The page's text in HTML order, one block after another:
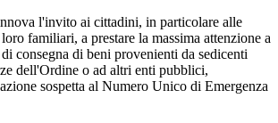
l'invito ai cittadini, in particolare alle
familiari, a prestare la massima attenzione a
consegna di beni provenienti da sedicenti
dell'Ordine o ad altri enti pubblici,
sospetta al Numero Unico di Emergenza